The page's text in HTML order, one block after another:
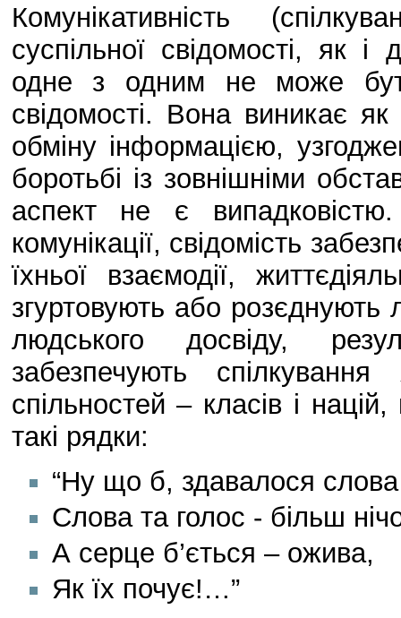
Комунікативність
суспільної свідомості, як і
одне з одним не може
свідомості. Вона виникає як
обміну інформацією,
боротьбі із зовнішніми
аспект не є
комунікації, свідомість
їхньої взаємодії,
згуртовують або
людського досвіду,
забезпечують
спільностей – класів і
такі рядки:
“Ну що б, здавалося
Слова та голос - більш
А серце б’ється – ожива,
Як їх почує!…”